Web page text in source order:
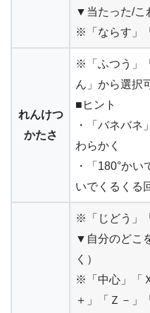
▼当たった/こ
※「ならす」
れんけつ
かたさ
※「ふつう」
ん」から選択
■ヒント
・「バネバネ
わらかく
・「180°か
いでくるくる
※「じどう」
▼自分のどこ
く）
※「中心」「
＋」「Ｚ－」